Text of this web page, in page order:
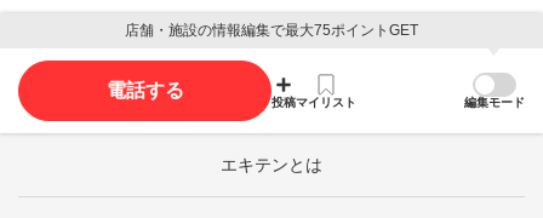
店舗・施設の情報編集で最大75ポイントGET
電話する
投稿マイリスト 編集モード
エキテンとは